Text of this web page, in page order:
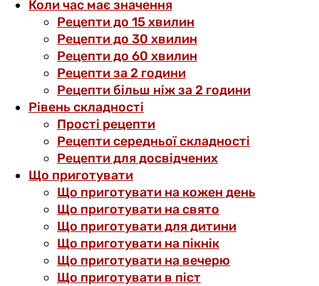
Коли час має значення
Рецепти до 15 хвилин
Рецепти до 30 хвилин
Рецепти до 60 хвилин
Рецепти за 2 години
Рецепти більш ніж за 2 години
Рівень складності
Прості рецепти
Рецепти середньої складності
Рецепти для досвідчених
Що приготувати
Що приготувати на кожен день
Що приготувати на свято
Що приготувати для дитини
Що приготувати на пікнік
Що приготувати на вечерю
Що приготувати в піст